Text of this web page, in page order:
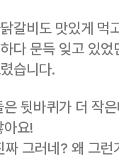
갈비도 맛있게 먹
다 문득 잊고 있
습니다.
뒷바퀴가 더 작
아요!
그러네? 왜 그런